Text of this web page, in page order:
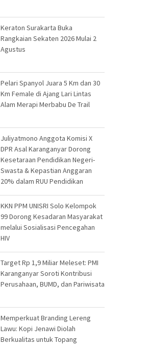
Keraton Surakarta Buka
Rangkaian Sekaten 2026 Mulai 2
Agustus
Pelari Spanyol Juara 5 Km dan 30
Km Female di Ajang Lari Lintas
Alam Merapi Merbabu De Trail
Juliyatmono Anggota Komisi X
DPR Asal Karanganyar Dorong
Kesetaraan Pendidikan Negeri-
Swasta & Kepastian Anggaran
20% dalam RUU Pendidikan
KKN PPM UNISRI Solo Kelompok
99 Dorong Kesadaran Masyarakat
melalui Sosialisasi Pencegahan
HIV
Target Rp 1,9 Miliar Meleset: PMI
Karanganyar Soroti Kontribusi
Perusahaan, BUMD, dan Pariwisata
Memperkuat Branding Lereng
Lawu: Kopi Jenawi Diolah
Berkualitas untuk Topang